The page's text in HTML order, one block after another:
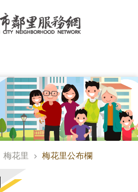
梅花里 梅花里公布欄